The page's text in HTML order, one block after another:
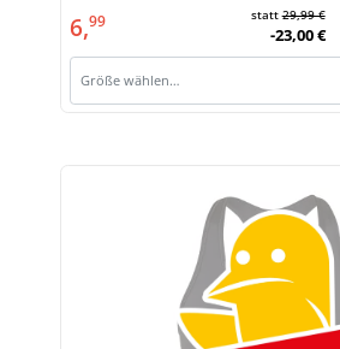
6,99 statt29,99 €
-23,00 €
Größe wählen…